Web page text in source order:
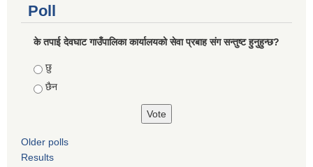
Poll
के तपाई देवघाट गाउँपालिका कार्यालयको सेवा प्रबाह संग सन्तुष्ट हुनुहुन्छ?
Choices
छु
छैन
Older polls
Results